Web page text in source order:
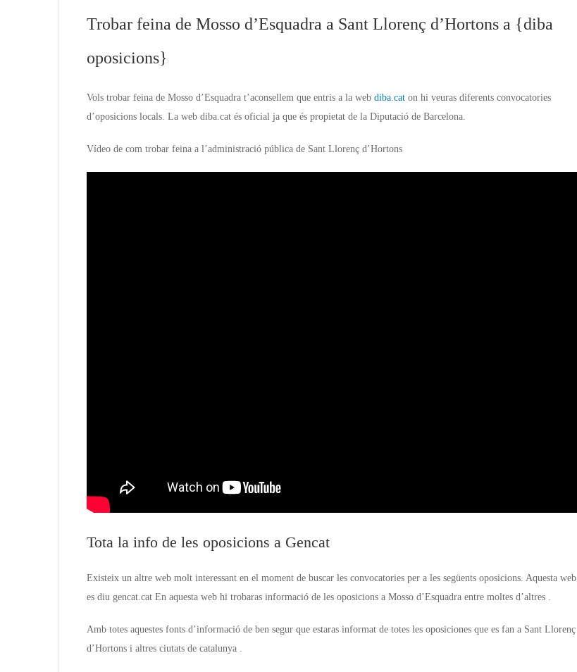
Trobar feina de Mosso d’Esquadra a Sant Llorenç d’Hortons a {diba
oposicions}
Vols trobar feina de Mosso d’Esquadra t’aconsellem que entris a la web diba.cat on hi veuras diferents convocatories
d’oposicions locals. La web diba.cat és oficial ja que és propietat de la Diputació de Barcelona.
Vídeo de com trobar feina a l’administració pública de Sant Llorenç d’Hortons
Tota la info de les oposicions a Gencat
Existeix un altre web molt interessant en el moment de buscar les convocatories per a les següents oposicions. Aquesta web
es diu gencat.cat En aquesta web hi trobaras informació de les oposicions a Mosso d’Esquadra entre moltes d’altres .
Amb totes aquestes fonts d’informació de ben segur que estaras informat de totes les oposiciones que es fan a Sant Llorenç
d’Hortons i altres ciutats de catalunya .